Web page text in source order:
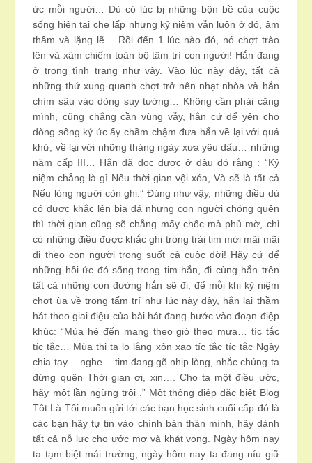
ức mỗi người… Dù có lúc bị những bộn bề của cuộc
sống hiện tại che lấp nhưng kỷ niệm vẫn luôn ở đó, âm
thầm và lặng lẽ… Rồi đến 1 lúc nào đó, nó chợt trào
lên và xâm chiếm toàn bộ tâm trí con người! Hắn đang
ở trong tình trạng như vậy. Vào lúc này đây, tất cả
những thứ xung quanh chợt trở nên nhạt nhòa và hắn
chìm sâu vào dòng suy tưởng… Không cần phải căng
mình, cũng chẳng cần vùng vẫy, hắn cứ để yên cho
dòng sông ký ức ấy chầm chậm đưa hắn về lại với quá
khứ, về lại với những tháng ngày xưa yêu dấu… những
năm cấp III… Hắn đã đọc được ở đâu đó rằng : “Kỷ
niệm chẳng là gì Nếu thời gian vội xóa, Và sẽ là tất cả
Nếu lòng người còn ghi.” Đúng như vậy, những điều dù
có được khắc lên bia đá nhưng con người chóng quên
thì thời gian cũng sẽ chẳng mấy chốc mà phủ mờ, chỉ
có những điều được khắc ghi trong trái tim mới mãi mãi
đi theo con người trong suốt cả cuộc đời! Hãy cứ để
những hồi ức đó sống trong tim hắn, đi cùng hắn trên
tất cả những con đường hắn sẽ đi, để mỗi khi kỷ niệm
chợt ùa về trong tấm trí như lúc này đây, hắn lại thầm
hát theo giai điệu của bài hát đang bước vào đoạn điệp
khúc: “Mùa hè đến mang theo gió theo mưa… tíc tắc
tíc tắc… Mùa thi ta lo lắng xôn xao tíc tắc tíc tắc Ngày
chia tay… nghe… tim đang gõ nhịp lòng, nhắc chúng ta
đừng quên Thời gian ơi, xin…. Cho ta một điều ước,
hãy một lần ngừng trôi .” Một thông điệp đặc biệt Blog
Tôt Là Tôi muốn gửi tới các bạn học sinh cuối cấp đó là
các bạn hãy tự tin vào chính bản thân mình, hãy dành
tất cả nỗ lực cho ước mơ và khát vọng. Ngày hôm nay
ta tạm biệt mái trường, ngày hôm nay ta đang níu giữ